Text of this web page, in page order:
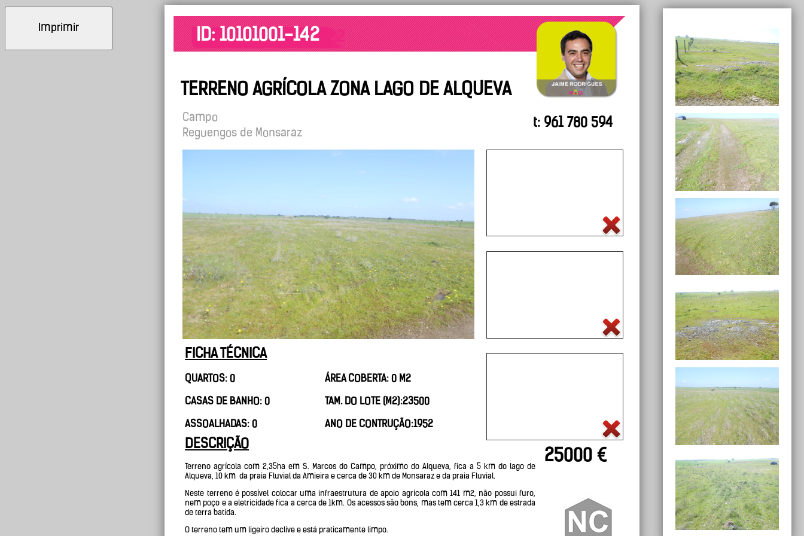
ID: 10101001-142
t: 961 780 594
TERRENO AGRÍCOLA ZONA LAGO DE ALQUEVA
Campo
Reguengos de Monsaraz
FICHA TÉCNICA
QUARTOS: 0
CASAS DE BANHO: 0
ASSOALHADAS: 0
ÁREA COBERTA: 0 M2
TAM. DO LOTE (M2):23500
ANO DE CONTRUÇÃO:1952
DESCRIÇÃO
Terreno agrícola com 2,35ha em S. Marcos do Campo, próximo do Alqueva, fica a 5 km do lago de
Alqueva, 10 km da praia Fluvial da Amieira e cerca de 30 km de Monsaraz e da praia Fluvial.
Neste terreno é possível colocar uma infraestrutura de apoio agrícola com 141 m2, não possui furo,
nem poço e a eletricidade fica a cerca de 1km. Os acessos são bons, mas tem cerca 1,3 km de estrada
de terra batida.
O terreno tem um ligeiro declive e está praticamente limpo.
25000 €
Imprimir